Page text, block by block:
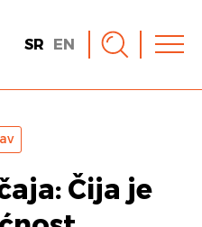
SR EN
Čija je